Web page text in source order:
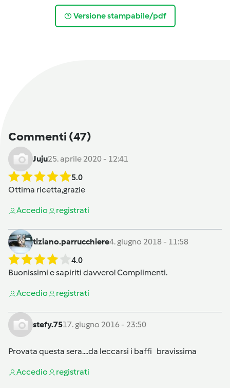
Versione stampabile/pdf
Commenti (47)
Juju25. aprile 2020 - 12:41
5.0
Ottima ricetta,grazie
Accedio registrati
tiziano.parrucchiere4. giugno 2018 - 11:58
4.0
Buonissimi e sapiriti davvero! Complimenti.
Accedio registrati
stefy.7517. giugno 2016 - 23:50
Provata questa sera....da leccarsi i baffi bravissima
Accedio registrati